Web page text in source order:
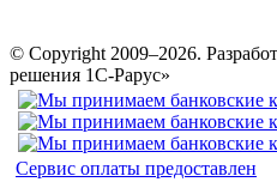
© Copyright 2009–2026.
решения 1С-Рарус»
Сервис оплаты предоставлен